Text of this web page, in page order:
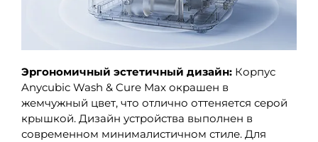
Эргономичный эстетичный дизайн: Корпус
Anycubic Wash & Cure Max окрашен в
жемчужный цвет, что отлично оттеняется серой
крышкой. Дизайн устройства выполнен в
современном минималистичном стиле. Для